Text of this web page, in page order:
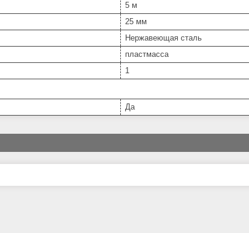
5 м
25 мм
Нержавеющая сталь
пластмасса
1
Да